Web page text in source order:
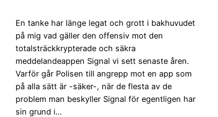
En tanke har länge legat och grott i bakhuvudet
på mig vad gäller den offensiv mot den
totalsträckkrypterade och säkra
meddelandeappen Signal vi sett senaste åren.
Varför går Polisen till angrepp mot en app som
på alla sätt är -säker-, när de flesta av de
problem man beskyller Signal för egentligen har
sin grund i…